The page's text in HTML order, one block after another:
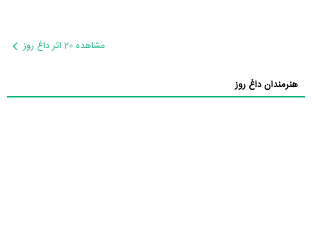
مشاهده 20 اثر داغ روز
هنرمندان داغ روز